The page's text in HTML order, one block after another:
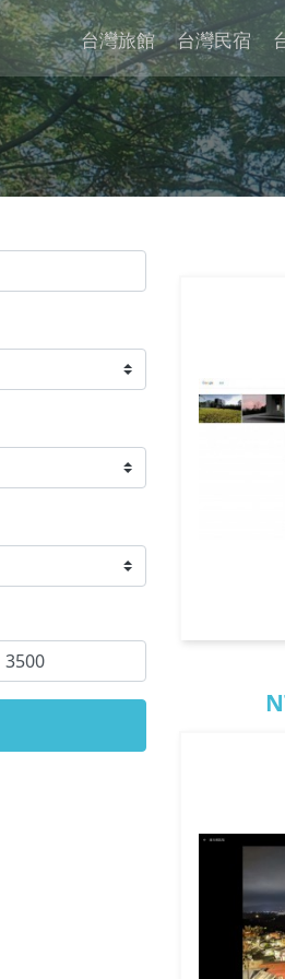
台灣旅館 台灣民宿